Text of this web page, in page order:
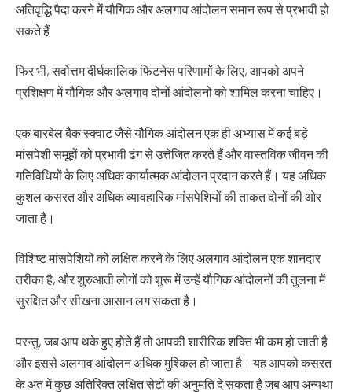
अतिवृद्धि पैदा करने में यौगिक और अलगाव आंदोलन समान रूप से प्रभावी हो
सकते हैं
फिर भी, सर्वोत्तम दीर्घकालिक फिटनेस परिणामों के लिए, आपको अपने
प्रशिक्षण में यौगिक और अलगाव दोनों आंदोलनों को शामिल करना चाहिए।
एक बारबेल बैक स्क्वाट जैसे यौगिक आंदोलन एक ही अभ्यास में कई बड़े
मांसपेशी समूहों को प्रभावी ढंग से उत्तेजित करते हैं और वास्तविक जीवन की
गतिविधियों के लिए अधिक कार्यात्मक आंदोलन प्रदान करते हैं। यह अधिक
कुशल कसरत और अधिक व्यावहारिक मांसपेशियों की ताकत दोनों की ओर
जाता है।
विशिष्ट मांसपेशियों को लक्षित करने के लिए अलगाव आंदोलन एक शानदार
तरीका है, और शुरुआती लोगों को शुरू में उन्हें यौगिक आंदोलनों की तुलना में
सुरक्षित और सीखना आसान लग सकता है।
परन्तु, जब आप थके हुए होते हैं तो आपकी शारीरिक शक्ति भी कम हो जाती है
और इससे अलगाव आंदोलन अधिक मुश्किल हो जाता है। यह आपको कसरत
के अंत में कुछ अतिरिक्त लक्षित सेटों की अनुमति दे सकता है जब आप अन्यथा